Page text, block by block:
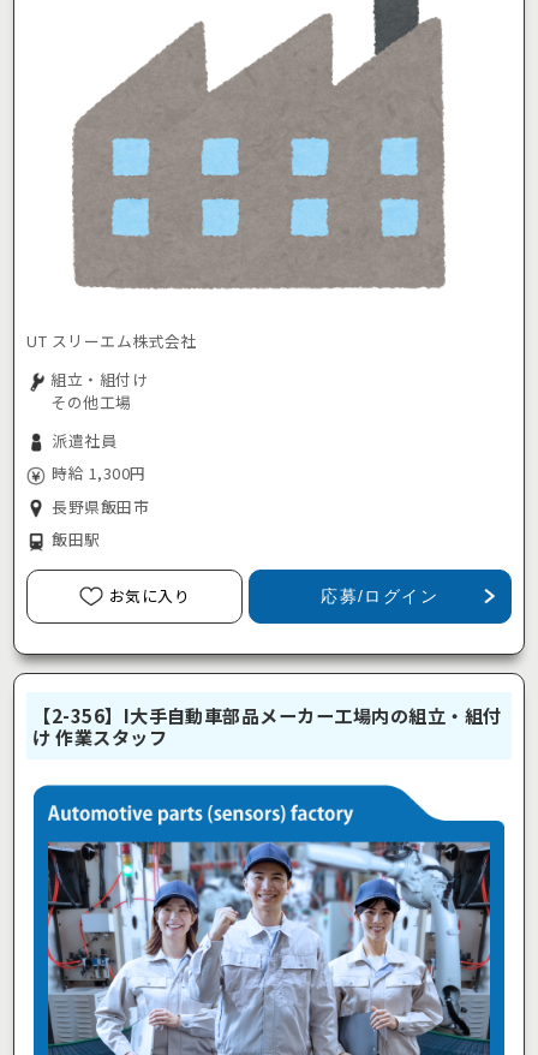
UT スリーエム株式会社
組立・組付け
その他工場
派遣社員
時給 1,300円
長野県飯田市
飯田駅
お気に入り 応募/ログイン
【2-356】I大手自動車部品メーカー工場内の組立・組付
け 作業スタッフ